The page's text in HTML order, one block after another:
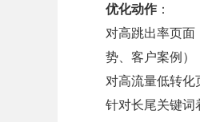
优化动作 ：
对高跳出率页
势、客户案例）
对高流量低转化
针对长尾关键词